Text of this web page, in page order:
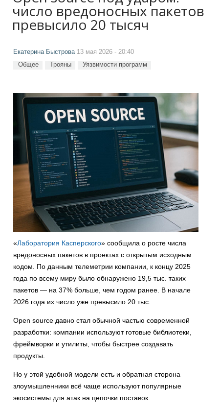
число вредоносных пакетов
превысило 20 тысяч
Екатерина Быстрова13 мая 2026 - 20:40
Общее Трояны Уязвимости программ
«Лаборатория Касперского» сообщила о росте числа
вредоносных пакетов в проектах с открытым исходным
кодом. По данным телеметрии компании, к концу 2025
года по всему миру было обнаружено 19,5 тыс. таких
пакетов — на 37% больше, чем годом ранее. В начале
2026 года их число уже превысило 20 тыс.
Open source давно стал обычной частью современной
разработки: компании используют готовые библиотеки,
фреймворки и утилиты, чтобы быстрее создавать
продукты.
Но у этой удобной модели есть и обратная сторона —
злоумышленники всё чаще используют популярные
экосистемы для атак на цепочки поставок.